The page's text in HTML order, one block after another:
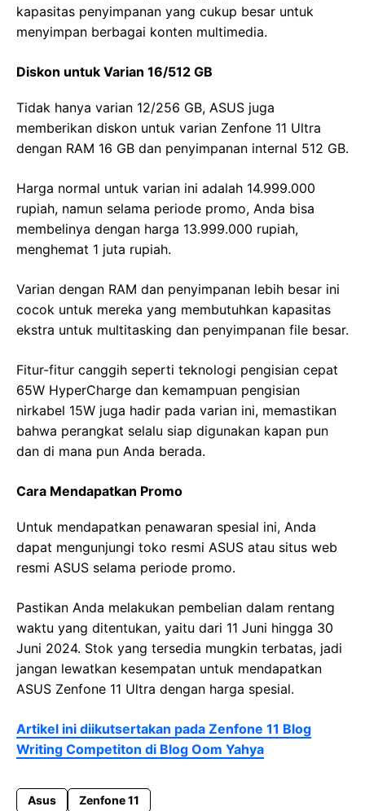
kapasitas penyimpanan yang cukup besar untuk
menyimpan berbagai konten multimedia.
Diskon untuk Varian 16/512 GB
Tidak hanya varian 12/256 GB, ASUS juga
memberikan diskon untuk varian Zenfone 11 Ultra
dengan RAM 16 GB dan penyimpanan internal 512 GB.
Harga normal untuk varian ini adalah 14.999.000
rupiah, namun selama periode promo, Anda bisa
membelinya dengan harga 13.999.000 rupiah,
menghemat 1 juta rupiah.
Varian dengan RAM dan penyimpanan lebih besar ini
cocok untuk mereka yang membutuhkan kapasitas
ekstra untuk multitasking dan penyimpanan file besar.
Fitur-fitur canggih seperti teknologi pengisian cepat
65W HyperCharge dan kemampuan pengisian
nirkabel 15W juga hadir pada varian ini, memastikan
bahwa perangkat selalu siap digunakan kapan pun
dan di mana pun Anda berada.
Cara Mendapatkan Promo
Untuk mendapatkan penawaran spesial ini, Anda
dapat mengunjungi toko resmi ASUS atau situs web
resmi ASUS selama periode promo.
Pastikan Anda melakukan pembelian dalam rentang
waktu yang ditentukan, yaitu dari 11 Juni hingga 30
Juni 2024. Stok yang tersedia mungkin terbatas, jadi
jangan lewatkan kesempatan untuk mendapatkan
ASUS Zenfone 11 Ultra dengan harga spesial.
Artikel ini diikutsertakan pada Zenfone 11 Blog
Writing Competiton di Blog Oom Yahya
Asus Zenfone 11